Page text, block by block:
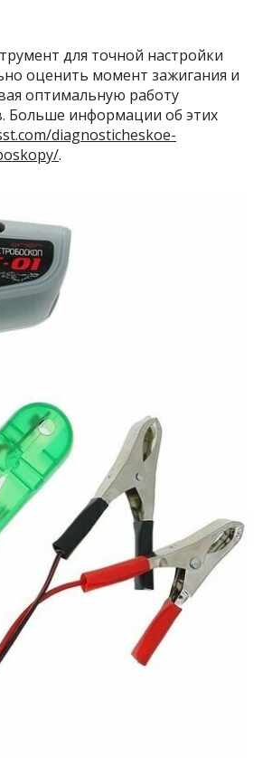
для точной настройки
оценить момент зажигания и
оптимальную работу
Больше информации об этих
diagnosticheskoe-
.